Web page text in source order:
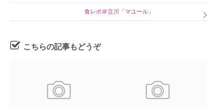
食レポ＠立川「マユール」
こちらの記事もどうぞ